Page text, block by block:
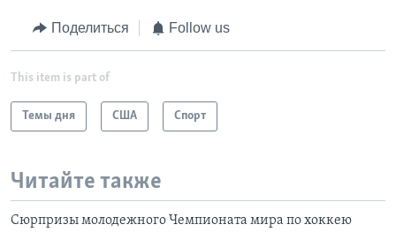
Поделиться Follow us
This item is part of
Темы дня США Спорт
Читайте также
Сюрпризы молодежного Чемпионата мира по хоккею